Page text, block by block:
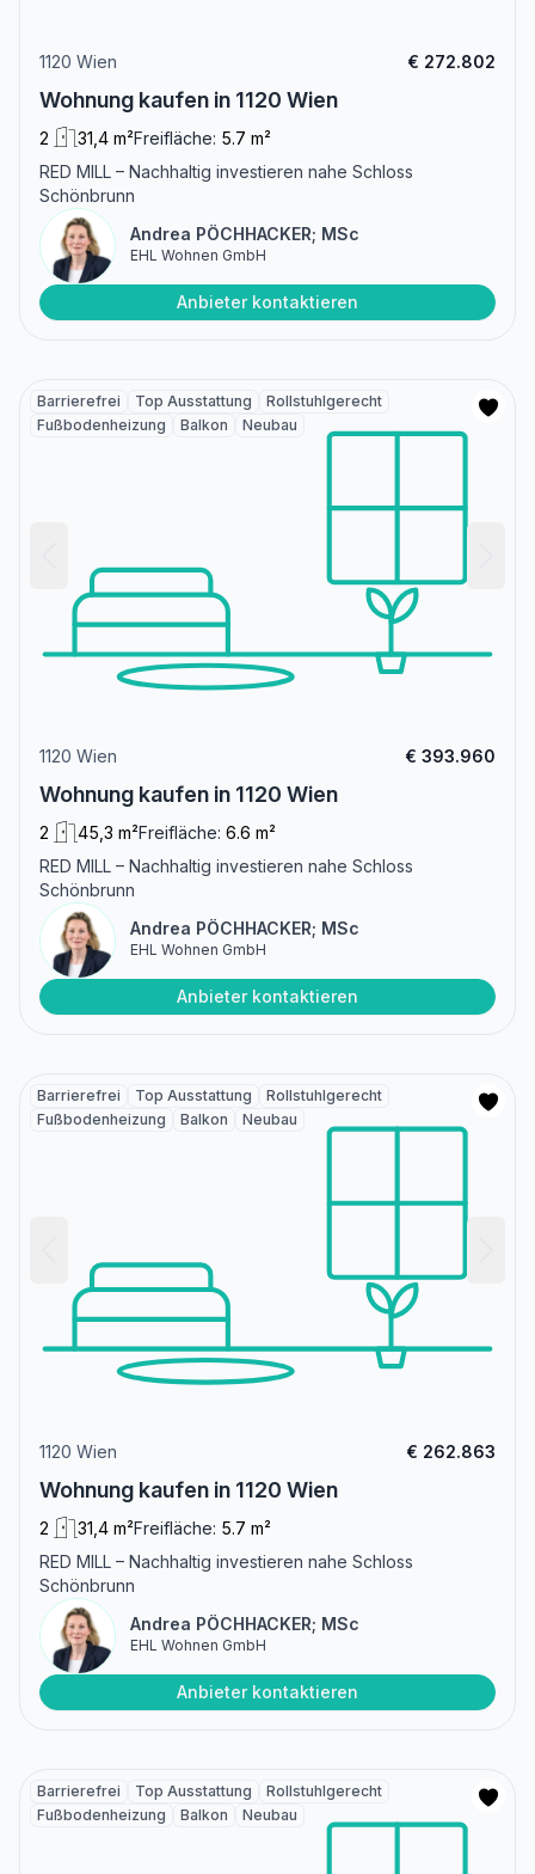
1120 Wien € 272.802
Wohnung kaufen in 1120 Wien
2 31,4 m²Freifläche: 5.7 m²
RED MILL – Nachhaltig investieren nahe Schloss
Schönbrunn
Andrea PÖCHHACKER; MSc
EHL Wohnen GmbH
Anbieter kontaktieren
Barrierefrei Top Ausstattung
Rollstuhlgerecht
Fußbodenheizung
Balkon Neubau
1120 Wien € 393.960
Wohnung kaufen in 1120 Wien
2 45,3 m²Freifläche: 6.6 m²
RED MILL – Nachhaltig investieren nahe Schloss
Schönbrunn
Andrea PÖCHHACKER; MSc
EHL Wohnen GmbH
Anbieter kontaktieren
Barrierefrei Top Ausstattung
Rollstuhlgerecht
Fußbodenheizung
Balkon Neubau
1120 Wien € 262.863
Wohnung kaufen in 1120 Wien
2 31,4 m²Freifläche: 5.7 m²
RED MILL – Nachhaltig investieren nahe Schloss
Schönbrunn
Andrea PÖCHHACKER; MSc
EHL Wohnen GmbH
Anbieter kontaktieren
Barrierefrei Top Ausstattung
Rollstuhlgerecht
Fußbodenheizung
Balkon Neubau